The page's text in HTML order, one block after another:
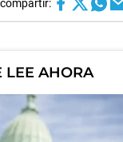
LEE AHORA